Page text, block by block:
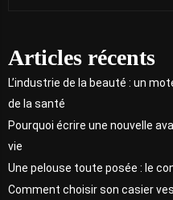
Articles récents
L’industrie de la beauté : un
de la santé
Pourquoi écrire une nouvelle
vie
Une pelouse toute posée : le
Comment choisir son casier